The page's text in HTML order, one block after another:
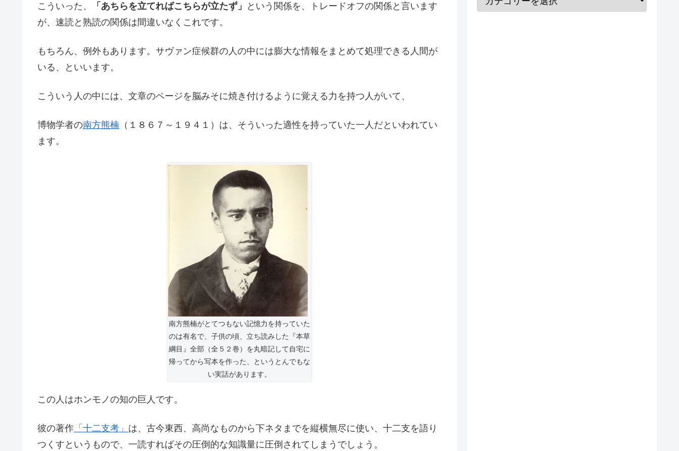
こういった、 「あちらを立てればこちらが立たず」
という関係を、トレードオフの関係と言います
が、速読と熟読の関係は間違いなくこれです。
もちろん、例外もあります。サヴァン症候群の人の中には膨大な情報をまとめて処理できる人間が
いる、といいます。
こういう人の中には、文章のページを脳みそに焼き付けるように覚える力を持つ人がいて、
博物学者の南方熊楠 （１８６７～１９４１）は、そういった適性を持っていた一人だといわれてい
ます。
南方熊楠がとてつもない記憶力を持っていた
のは有名で、子供の頃、立ち読みした『本草
綱目』全部（全５２巻）を丸暗記して自宅に
帰ってから写本を作った、というとんでもな
い実話があります。
この人はホンモノの知の巨人です。
彼の著作 「十二支考」 は、古今東西、高尚なものから下ネタまでを縦横無尽に使い、十二支を語り
つくすというもので、一読すればその圧倒的な知識量に圧倒されてしまうでしょう。